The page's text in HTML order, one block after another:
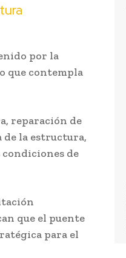
por la
que contempla
reparación de
la estructura,
de
que el puente
para el